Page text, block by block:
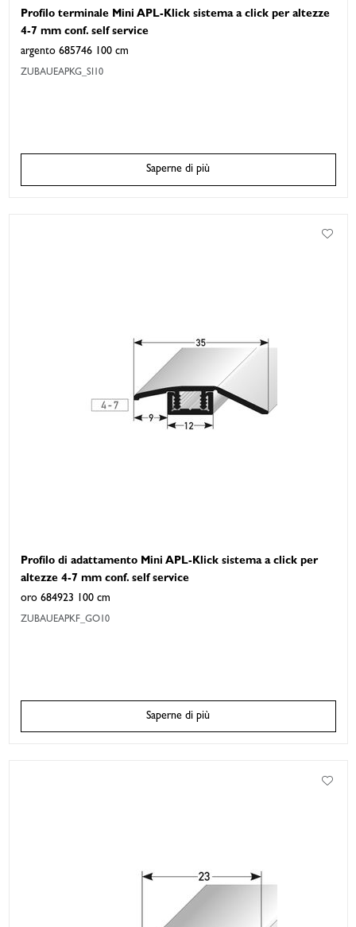
Profilo terminale Mini APL-Klick sistema a click per altezze
4-7 mm conf. self service
argento 685746 100 cm
ZUBAUEAPKG_SI10
Saperne di più
Profilo di adattamento Mini APL-Klick sistema a click per
altezze 4-7 mm conf. self service
oro 684923 100 cm
ZUBAUEAPKF_GO10
Saperne di più